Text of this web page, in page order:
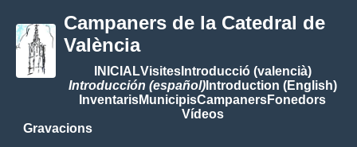
Campaners de la Catedral de
València
INICIALVisitesIntroducció (valencià)
Introducción (español)Introduction (English)
InventarisMunicipisCampanersFonedors
Vídeos
Gravacions